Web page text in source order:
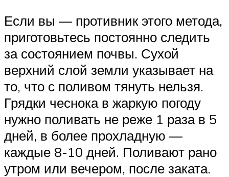
Если вы — противник этого метода,
приготовьтесь постоянно следить
за состоянием почвы. Сухой
верхний слой земли указывает на
то, что с поливом тянуть нельзя.
Грядки чеснока в жаркую погоду
нужно поливать не реже 1 раза в 5
дней, в более прохладную —
каждые 8-10 дней. Поливают рано
утром или вечером, после заката.